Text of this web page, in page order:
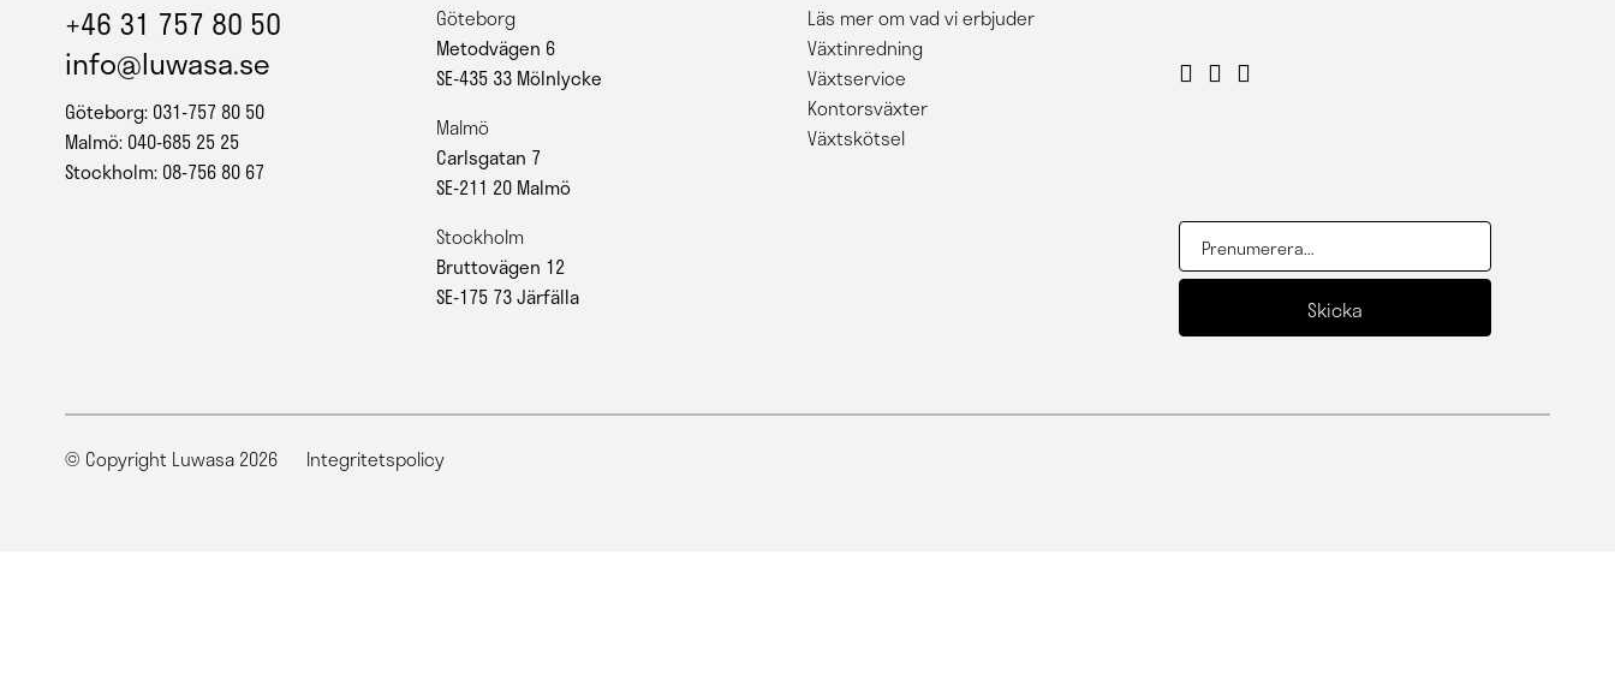
+46 31 757 80 50
info@luwasa.se
Göteborg: 031-757 80 50
Malmö: 040-685 25 25
Stockholm: 08-756 80 67
Göteborg
Metodvägen 6
SE-435 33 Mölnlycke
Malmö
Carlsgatan 7
SE-211 20 Malmö
Stockholm
Bruttovägen 12
SE-175 73 Järfälla
Läs mer om vad vi erbjuder
Växtinredning
Växtservice
Kontorsväxter
Växtskötsel
© Copyright Luwasa 2026 Integritetspolicy